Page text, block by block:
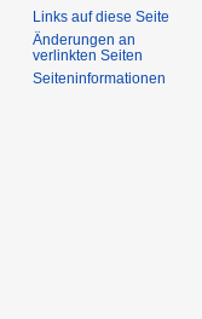
Links auf diese Seite
Änderungen an
verlinkten Seiten
Seiten­­informationen